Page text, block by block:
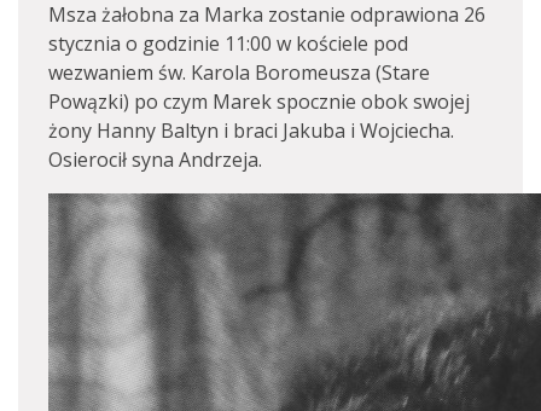
Msza żałobna za Marka zostanie odprawiona 26
stycznia o godzinie 11:00 w kościele pod
wezwaniem św. Karola Boromeusza (Stare
Powązki) po czym Marek spocznie obok swojej
żony Hanny Baltyn i braci Jakuba i Wojciecha.
Osierocił syna Andrzeja.